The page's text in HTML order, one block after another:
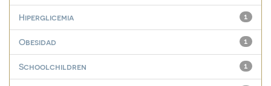
1
Hiperglicemia
1
Obesidad
1
Schoolchildren